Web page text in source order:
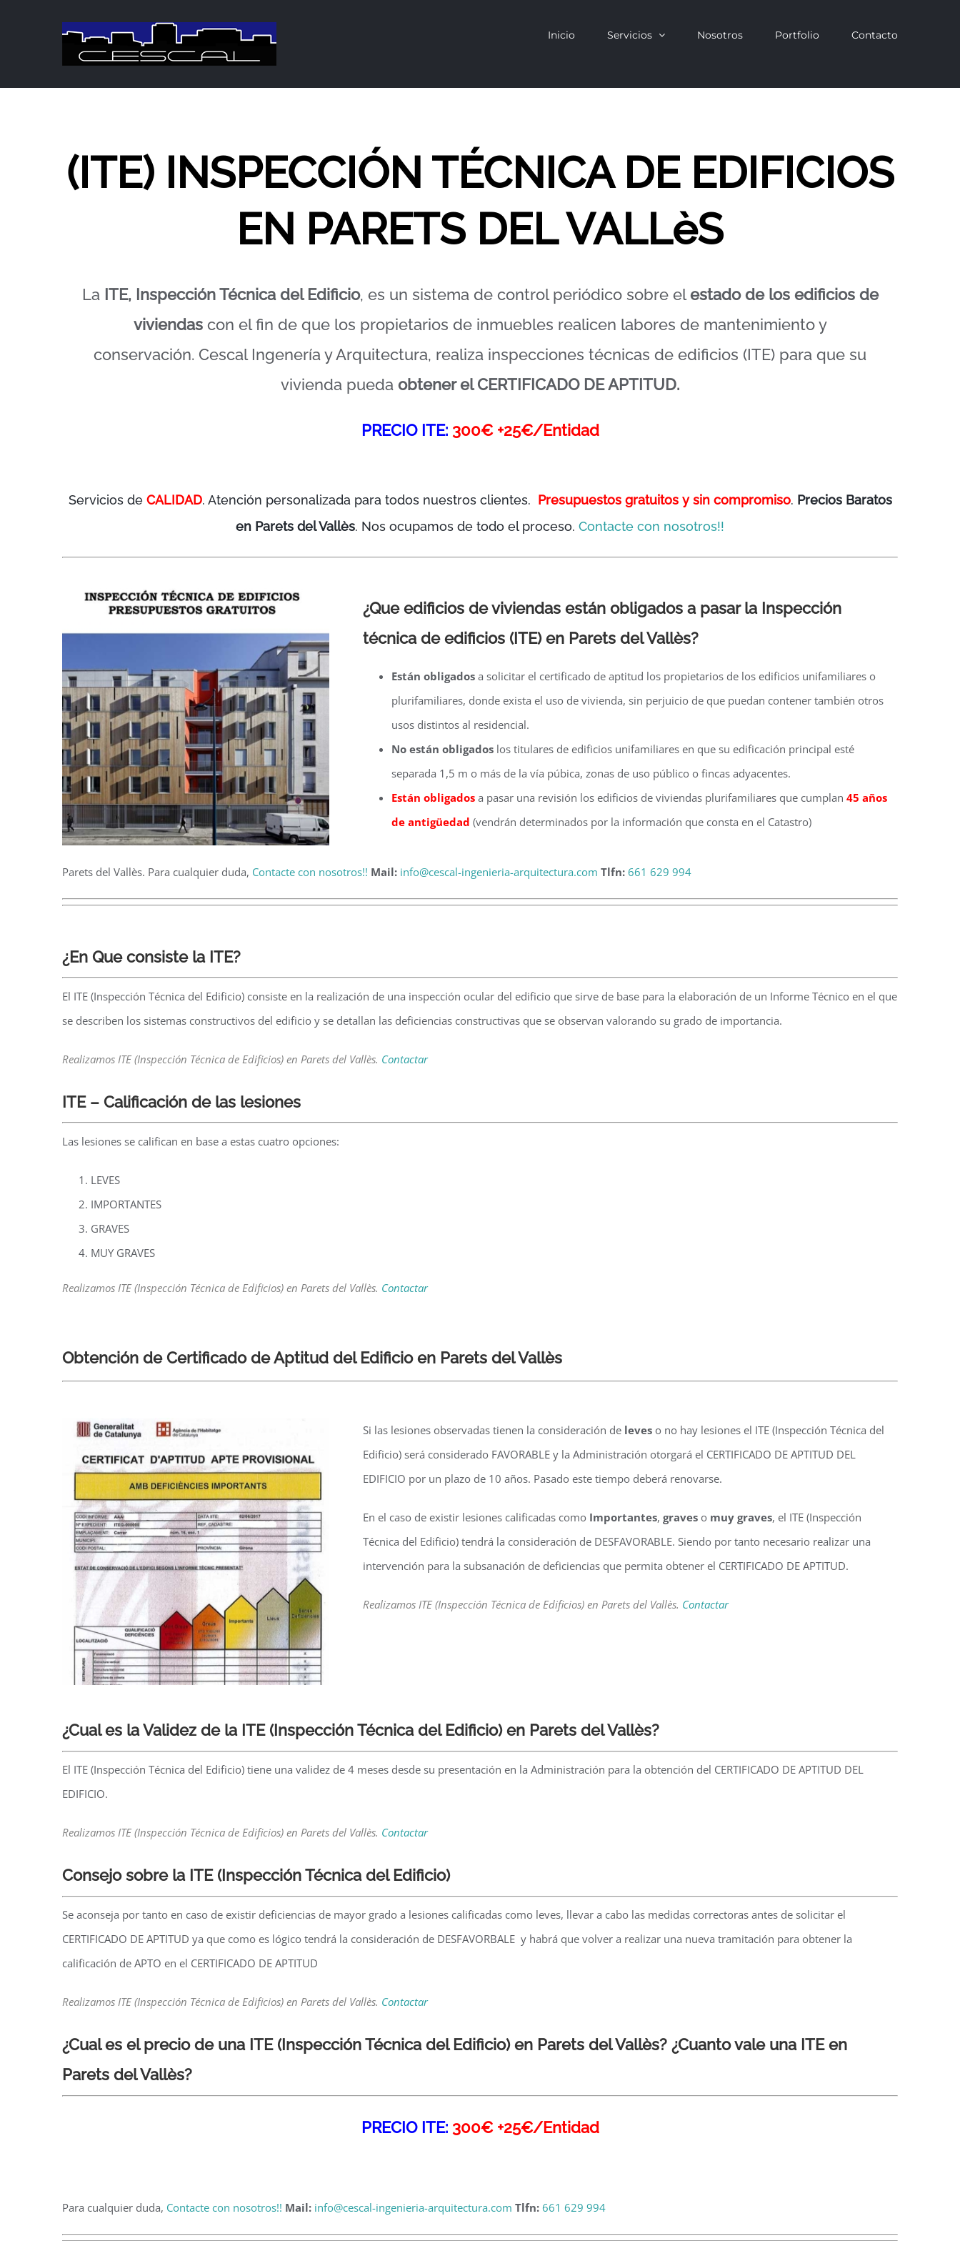
Inicio Servicios Nosotros Portfolio Contacto
(ITE) INSPECCIÓN TÉCNICA DE EDIFICIOS
EN PARETS DEL VALLèS
La ITE, Inspección Técnica del Edificio, es un sistema de control periódico sobre elestado de los edificios de
viviendascon el fin de que los propietarios de inmuebles realicen labores de mantenimiento y
conservación. Cescal Ingenería y Arquitectura, realiza inspecciones técnicas de edificios (ITE) para que su
vivienda pueda obtener el CERTIFICADO DE APTITUD.
PRECIO ITE: 300€ +25€/Entidad
Servicios de CALIDAD. Atención personalizada para todos nuestros clientes. Presupuestos gratuitos y sin compromiso. Precios Baratos
en Parets del Vallès. Nos ocupamos de todo el proceso. Contacte con nosotros!!
¿Que edificios de viviendas están obligados a pasar la Inspección
técnica de edificios (ITE) en Parets del Vallès?
Están obligados a solicitar el certificado de aptitud los propietarios de los edificios unifamiliares o
plurifamiliares, donde exista el uso de vivienda, sin perjuicio de que puedan contener también otros
usos distintos al residencial.
No están obligados los titulares de edificios unifamiliares en que su edificación principal esté
separada 1,5 m o más de la vía púbica, zonas de uso público o fincas adyacentes.
Están obligados a pasar una revisión los edificios de viviendas plurifamiliares que cumplan45 años
de antigüedad (vendrán determinados por la información que consta en el Catastro)
Parets del Vallès. Para cualquier duda, Contacte con nosotros!! Mail: info@cescal-ingenieria-arquitectura.com Tlfn: 661 629 994
¿En Que consiste la ITE?
El ITE (Inspección Técnica del Edificio) consiste en la realización de una inspección ocular del edificio que sirve de base para la elaboración de un Informe Técnico en el que
se describen los sistemas constructivos del edificio y se detallan las deficiencias constructivas que se observan valorando su grado de importancia.
Realizamos ITE (Inspección Técnica de Edificios) en Parets del Vallès. Contactar
ITE – Calificación de las lesiones
Las lesiones se califican en base a estas cuatro opciones:
LEVES
IMPORTANTES
GRAVES
MUY GRAVES
Realizamos ITE (Inspección Técnica de Edificios) en Parets del Vallès. Contactar
Obtención de Certificado de Aptitud del Edificio en Parets del Vallès
Si las lesiones observadas tienen la consideración de leves o no hay lesiones el ITE (Inspección Técnica del
Edificio) será considerado FAVORABLE y la Administración otorgará el CERTIFICADO DE APTITUD DEL
EDIFICIO por un plazo de 10 años. Pasado este tiempo deberá renovarse.
En el caso de existir lesiones calificadas como Importantes,graves o muy graves, el ITE (Inspección
Técnica del Edificio) tendrá la consideración de DESFAVORABLE. Siendo por tanto necesario realizar una
intervención para la subsanación de deficiencias que permita obtener el CERTIFICADO DE APTITUD.
Realizamos ITE (Inspección Técnica de Edificios) en Parets del Vallès. Contactar
¿Cual es la Validez de la ITE (Inspección Técnica del Edificio) en Parets del Vallès?
El ITE (Inspección Técnica del Edificio) tiene una validez de 4 meses desde su presentación en la Administración para la obtención del CERTIFICADO DE APTITUD DEL
EDIFICIO.
Realizamos ITE (Inspección Técnica de Edificios) en Parets del Vallès. Contactar
Consejo sobre la ITE (Inspección Técnica del Edificio)
Se aconseja por tanto en caso de existir deficiencias de mayor grado a lesiones calificadas como leves, llevar a cabo las medidas correctoras antes de solicitar el
CERTIFICADO DE APTITUD ya que como es lógico tendrá la consideración de DESFAVORBALE y habrá que volver a realizar una nueva tramitación para obtener la
calificación de APTO en el CERTIFICADO DE APTITUD
Realizamos ITE (Inspección Técnica de Edificios) en Parets del Vallès. Contactar
¿Cual es el precio de una ITE (Inspección Técnica del Edificio) en Parets del Vallès? ¿Cuanto vale una ITE en
Parets del Vallès?
PRECIO ITE: 300€ +25€/Entidad
Para cualquier duda, Contacte con nosotros!! Mail: info@cescal-ingenieria-arquitectura.com Tlfn: 661 629 994